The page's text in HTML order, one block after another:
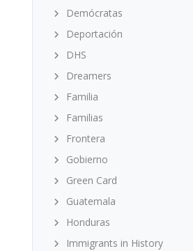
Demócratas
Deportación
DHS
Dreamers
Familia
Familias
Frontera
Gobierno
Green Card
Guatemala
Honduras
Immigrants in History